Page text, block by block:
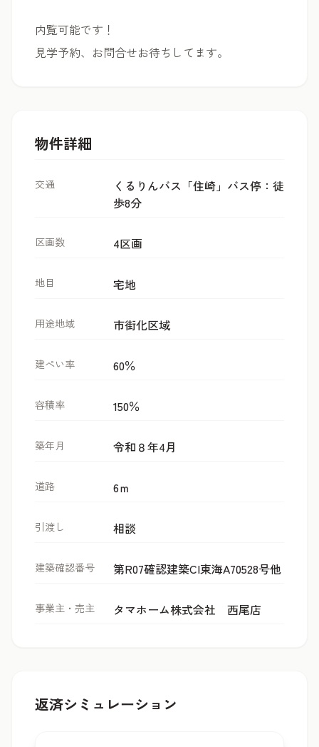
内覧可能です！
物件詳細
交通
くるりんバス「住崎」バス停：徒
歩8分
区画数 4区画
地目 宅地
用途地域 市街化区域
建ぺい率 60％
容積率 150％
築年月 令和８年4月
道路 6ｍ
引渡し 相談
建築確認番号 第R07確認建築CI東海A70528号他
事業主・売主 タマホーム株式会社 西尾店
返済シミュレーション